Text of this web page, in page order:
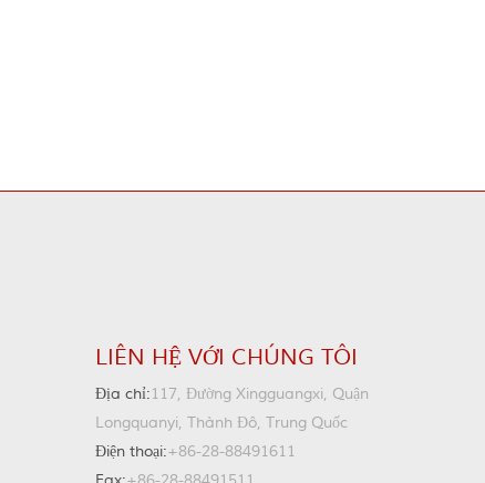
LIÊN HỆ VỚI CHÚNG TÔI
Địa chỉ:117, Đường Xingguangxi, Quận
Longquanyi, Thành Đô, Trung Quốc
Điện thoại:+86-28-88491611